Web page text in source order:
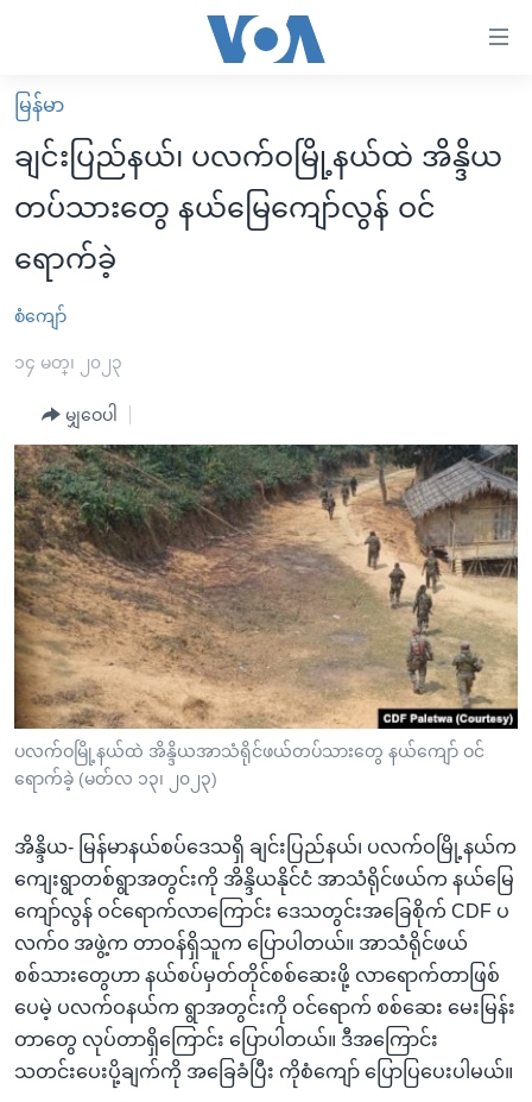
လွယ်ကူ
စေ
သည့်
များ
ပင်မ
ကျော်
ကြည့်
ရန်
ပင်မ
အ
ညွန်း
စာမျက်နှာ
သို့
ကျော်
ကြည့်
ရန်
ရှာဖွေ
သို့
ကျော်
ရန်
မူလစာမျက်နှာ
မြန်မာ
ကမ္ဘာ့သတင်းများ
နိုင်ငံတကာ
အစ္စရေး-ပါလက်စတိုင်း
ဗွီဒီယို
အင်္ဂလိပ်စာလေ့လာမယ်
အမေရိကန်သုံးအီဒီယံ
မကြေးမုံရဲ့ အင်္ဂလိပ်စာ
ရုပ်ရှင်ထဲက အင်္ဂလိပ်စာ
သုတပဒေသာ အင်္ဂလိပ်စာ
အပတ်စဉ်ကဏ္ဍများ
ရေဒီယို
တီဗွီ
ရေဒီယိုနှင့်ရုပ်သံ အချက်အလက်များ
ရေဒီယို/တီဗွီအစီအစဉ်
Learning English
ဗွီအိုအေ လူမှုကွန်ယက်များ
ဘာသာစကားများ
မြန်မာ
ချင်းပြည်နယ်၊ ပလက်ဝမြို့နယ်ထဲ အိန္ဒိယ
တပ်သားတွေ နယ်မြေကျော်လွန် ဝင်
ရောက်ခဲ့
စံကျော်
၁၄ မတ္၊ ၂၀၂၃
မျှဝေပါ
ပလက်ဝမြို့နယ်ထဲ အိန္ဒိယအာသံရိုင်ဖယ်တပ်သားတွေ နယ်ကျော် ဝင်
ရောက်ခဲ့ (မတ်လ ၁၃၊ ၂၀၂၃)
အိန္ဒိယ- မြန်မာနယ်စပ်ဒေသရှိ ချင်းပြည်နယ်၊ ပလက်ဝမြို့နယ်က
ကျေးရွာတစ်ရွာအတွင်းကို အိန္ဒိယနိုင်ငံ အာသံရိုင်ဖယ်က နယ်မြေ
ကျော်လွန် ဝင်ရောက်လာကြောင်း ဒေသတွင်းအခြေစိုက် CDF ပ
လက်၀ အဖွဲ့က တာဝန်ရှိသူက ပြောပါတယ်။ အာသံရိုင်ဖယ်
စစ်သားတွေဟာ နယ်စပ်မှတ်တိုင်စစ်ဆေးဖို့ လာရောက်တာဖြစ်
ပေမဲ့ ပလက်ဝနယ်က ရွာအတွင်းကို ဝင်ရောက် စစ်ဆေး မေးမြန်း
တာတွေ လုပ်တာရှိကြောင်း ပြောပါတယ်။ ဒီအကြောင်း
သတင်းပေးပို့ချက်ကို အခြေခံပြီး ကိုစံကျော် ပြောပြပေးပါမယ်။